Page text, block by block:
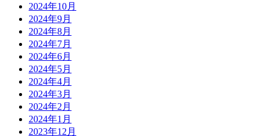
2024年10月
2024年9月
2024年8月
2024年7月
2024年6月
2024年5月
2024年4月
2024年3月
2024年2月
2024年1月
2023年12月